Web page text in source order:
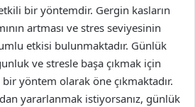
bir yöntemdir. Gergin kasların
artması ve stres seviyesinin
etkisi bulunmaktadır. Günlük
ve stresle başa çıkmak için
bir yöntem olarak öne çıkmaktadır.
yararlanmak istiyorsanız, günlük